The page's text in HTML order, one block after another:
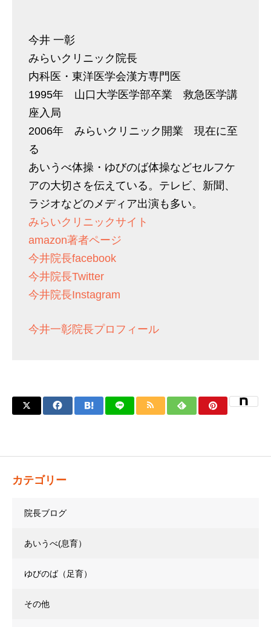
今井 一彰
みらいクリニック院長
内科医・東洋医学会漢方専門医
1995年 山口大学医学部卒業 救急医学講
座入局
2006年 みらいクリニック開業 現在に至
る
あいうべ体操・ゆびのば体操などセルフケ
アの大切さを伝えている。テレビ、新聞、
ラジオなどのメディア出演も多い。
みらいクリニックサイト
amazon著者ページ
今井院長facebook
今井院長Twitter
今井院長Instagram
今井一彰院長プロフィール
カテゴリー
院長ブログ
あいうべ(息育）
ゆびのば（足育）
その他